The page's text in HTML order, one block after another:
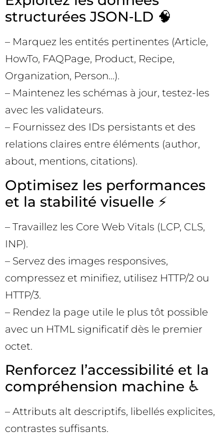
structurées JSON‑LD 🧠
– Marquez les entités pertinentes (Article,
HowTo, FAQPage, Product, Recipe,
Organization, Person…).
– Maintenez les schémas à jour, testez-les
avec les validateurs.
– Fournissez des IDs persistants et des
relations claires entre éléments (author,
about, mentions, citations).
Optimisez les performances
et la stabilité visuelle ⚡
– Travaillez les Core Web Vitals (LCP, CLS,
INP).
– Servez des images responsives,
compressez et minifiez, utilisez HTTP/2 ou
HTTP/3.
– Rendez la page utile le plus tôt possible
avec un HTML significatif dès le premier
octet.
Renforcez l’accessibilité et la
compréhension machine ♿
– Attributs alt descriptifs, libellés explicites,
contrastes suffisants.